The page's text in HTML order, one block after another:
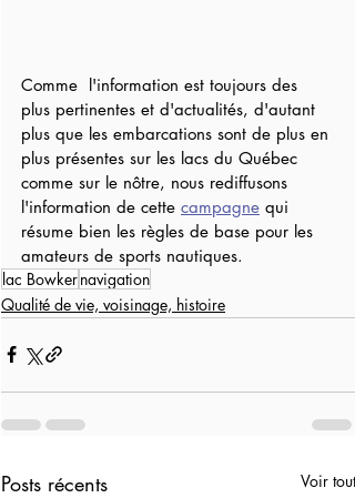
Comme  l'information est toujours des
plus pertinentes et d'actualités, d'autant
plus que les embarcations sont de plus en
plus présentes sur les lacs du Québec
comme sur le nôtre, nous rediffusons
l'information de cette campagne qui
résume bien les règles de base pour les
amateurs de sports nautiques.
lac Bowkernavigation
Qualité de vie, voisinage, histoire
Posts récents Voir tout